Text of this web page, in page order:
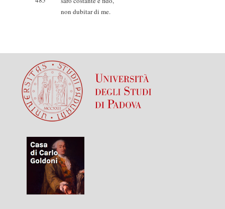
non dubitar di me.